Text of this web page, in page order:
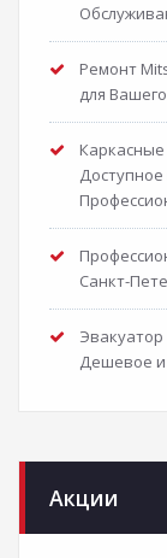
Ремонт
для
Санкт-
Дешевое
Акции